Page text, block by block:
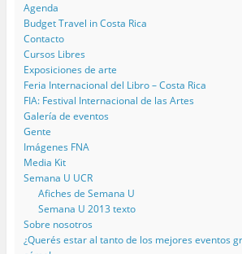
Agenda
Budget Travel in Costa Rica
Contacto
Cursos Libres
Exposiciones de arte
Feria Internacional del Libro – Costa Rica
FIA: Festival Internacional de las Artes
Galería de eventos
Gente
Imágenes FNA
Media Kit
Semana U UCR
Afiches de Semana U
Semana U 2013 texto
Sobre nosotros
¿Querés estar al tanto de los mejores eventos